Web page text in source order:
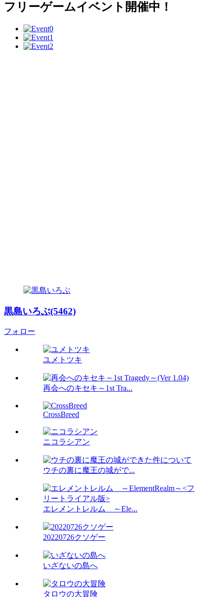
フリーゲームイベント開催中！
黒島いろぶ(5462)
フォロー
ユメトツキ
再会へのキセキ～1st Tra...
CrossBreed
ニコラシアン
ウチの裏に魔王の城がで...
エレメントレルム ～Ele...
20220726クソゲー
いざないの島へ
タロウの大冒険